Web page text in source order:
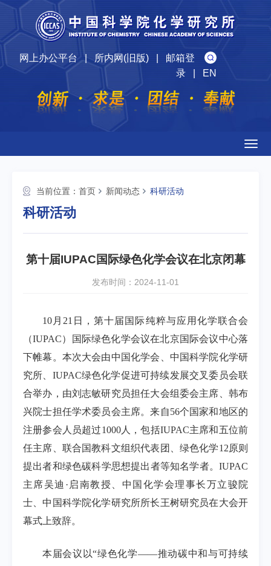
网上办公平台|所内网(旧版)| 邮箱登
录| EN
当前位置： 首页 新闻动态 科研活动
科研活动
第十届IUPAC国际绿色化学会议在北京闭幕
发布时间：2024-11-01
10月21日，第十届国际纯粹与应用化学联合会
（IUPAC）国际绿色化学会议在北京国际会议中心落
下帷幕。本次大会由中国化学会、中国科学院化学研
究所、IUPAC绿色化学促进可持续发展交叉委员会联
合举办，由刘志敏研究员担任大会组委会主席、韩布
兴院士担任学术委员会主席。来自56个国家和地区的
注册参会人员超过1000人，包括IUPAC主席和五位前
任主席、联合国教科文组织代表团、绿色化学12原则
提出者和绿色碳科学思想提出者等知名学者。IUPAC
主席吴迪·启南教授、中国化学会理事长万立骏院
士、中国科学院化学研究所所长王树研究员在大会开
幕式上致辞。
本届会议以“绿色化学——推动碳中和与可持续